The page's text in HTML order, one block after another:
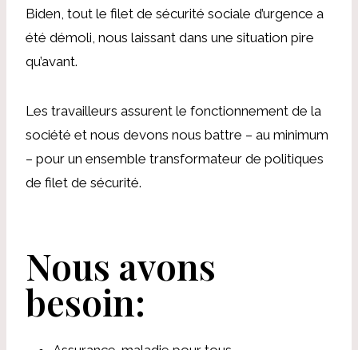
Biden, tout le filet de sécurité sociale d’urgence a
été démoli, nous laissant dans une situation pire
qu’avant.
Les travailleurs assurent le fonctionnement de la
société et nous devons nous battre – au minimum
– pour un ensemble transformateur de politiques
de filet de sécurité.
Nous avons
besoin: